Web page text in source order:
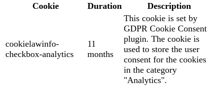
Cookie
Duration Description
cookielawinfo-
checkbox-analytics
11
months
This cookie is set by
GDPR Cookie Consent
plugin. The cookie is
used to store the user
consent for the cookies
in the category
"Analytics".